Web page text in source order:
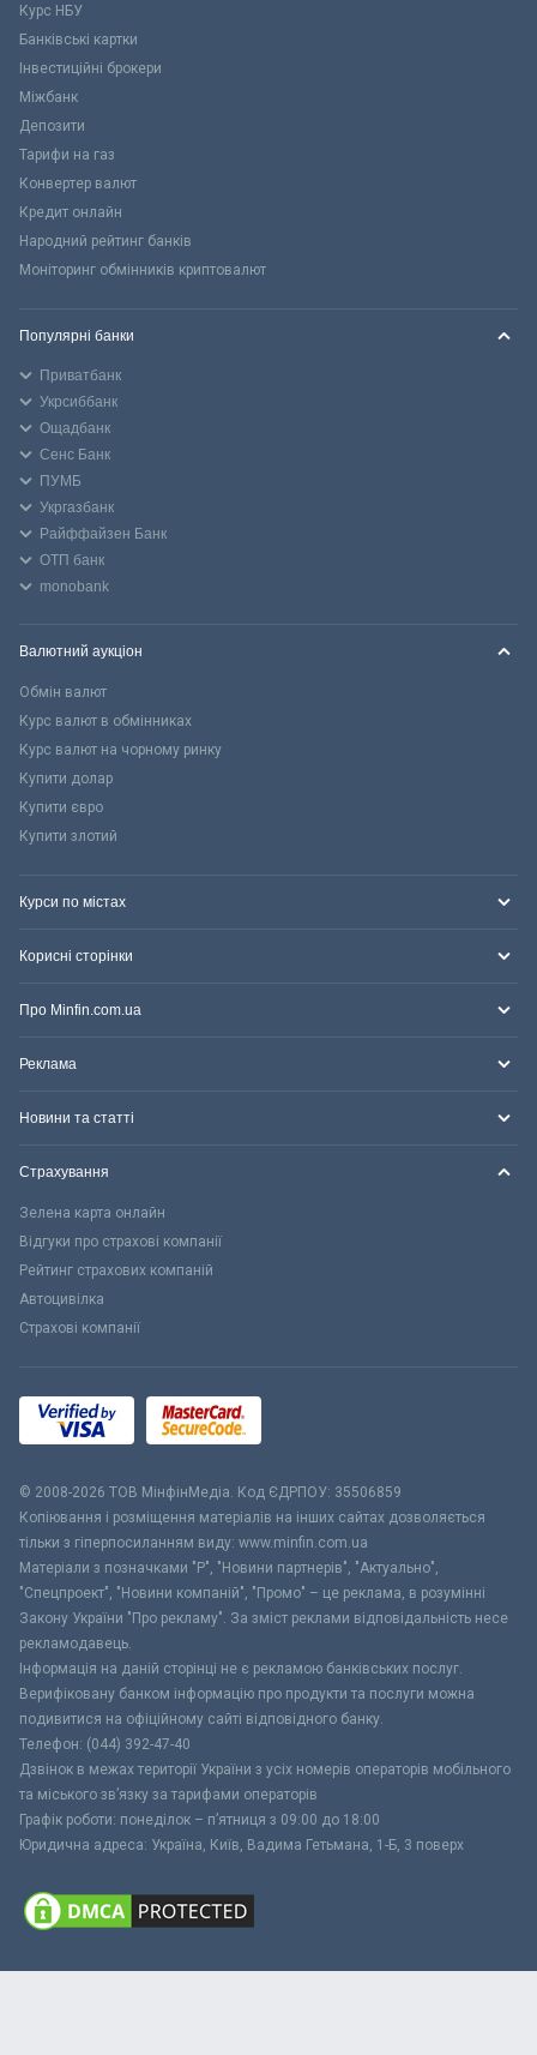
Курс НБУ
Банківські картки
Інвестиційні брокери
Міжбанк
Депозити
Тарифи на газ
Конвертер валют
Кредит онлайн
Народний рейтинг банків
Моніторинг обмінників криптовалют
Популярні банки
Приватбанк
Укрсиббанк
Ощадбанк
Сенс Банк
ПУМБ
Укргазбанк
Райффайзен Банк
ОТП банк
monobank
Валютний аукціон
Обмін валют
Курс валют в обмінниках
Курс валют на чорному ринку
Купити долар
Купити євро
Купити злотий
Курси по містах
Корисні сторінки
Про Minfin.com.ua
Реклама
Новини та статті
Страхування
Зелена карта онлайн
Відгуки про страхові компанії
Рейтинг страхових компаній
Автоцивілка
Страхові компанії
© 2008-2026 ТОВ МiнфiнМедiа. Код ЄДРПОУ: 35506859
Копіювання і розміщення матеріалів на інших сайтах дозволяється
тільки з гіперпосиланням виду: www.minfin.com.ua
Матеріали з позначками "Р", "Новини партнерів", "Актуально",
"Спецпроект", "Новини компаній", "Промо" – це реклама, в розумінні
Закону України "Про рекламу". За зміст реклами відповідальність несе
рекламодавець.
Інформація на даній сторінці не є рекламою банківських послуг.
Верифіковану банком інформацію про продукти та послуги можна
подивитися на офіційному сайті відповідного банку.
Телефон: (044) 392-47-40
Дзвінок в межах території України з усіх номерів операторів мобільного
та міського зв’язку за тарифами операторів
Графік роботи: понеділок – п’ятниця з 09:00 до 18:00
Юридична адреса: Україна, Київ, Вадима Гетьмана, 1-Б, 3 поверх